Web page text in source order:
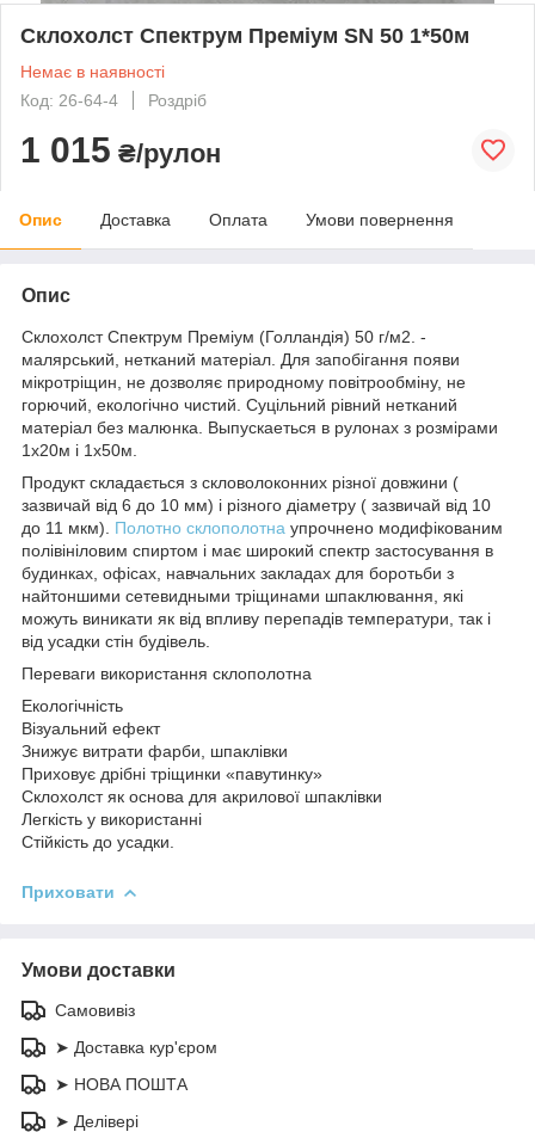
Склохолст Спектрум Преміум SN 50 1*50м
Немає в наявності
Код: 26-64-4
Роздріб
1 015 ₴/рулон
Опис Доставка Оплата Умови повернення
Опис
Склохолст Спектрум Преміум (Голландія) 50 г/м2. -
малярський, нетканий матеріал. Для запобігання появи
мікротріщин, не дозволяє природному повітрообміну, не
горючий, екологічно чистий. Суцільний рівний нетканий
матеріал без малюнка. Выпускаеться в рулонах з розмірами
1х20м і 1х50м.
Продукт складається з скловолоконних різної довжини (
зазвичай від 6 до 10 мм) і різного діаметру ( зазвичай від 10
до 11 мкм). Полотно склополотна упрочнено модифікованим
полівініловим спиртом і має широкий спектр застосування в
будинках, офісах, навчальних закладах для боротьби з
найтоншими сетевидными тріщинами шпаклювання, які
можуть виникати як від впливу перепадів температури, так і
від усадки стін будівель.
Переваги використання склополотна
Екологічність
Візуальний ефект
Знижує витрати фарби, шпаклівки
Приховує дрібні тріщинки «павутинку»
Склохолст як основа для акрилової шпаклівки
Легкість у використанні
Стійкість до усадки.
Приховати
Умови доставки
Самовивіз
➤ Доставка кур'єром
➤ НОВА ПОШТА
➤ Делівері